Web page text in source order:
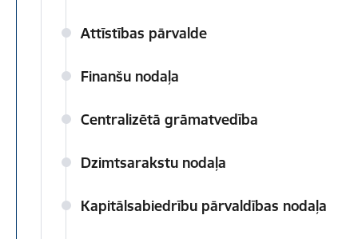
Attīstības pārvalde
Finanšu nodaļa
Centralizētā grāmatvedība
Dzimtsarakstu nodaļa
Kapitālsabiedrību pārvaldības nodaļa